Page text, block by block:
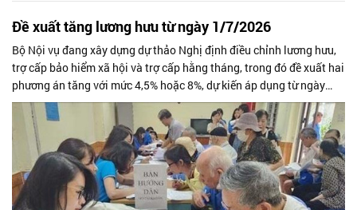
Đề xuất tăng lương hưu từ ngày 1/7/2026
Bộ Nội vụ đang xây dựng dự thảo Nghị định điều chỉnh lương hưu,
trợ cấp bảo hiểm xã hội và trợ cấp hằng tháng, trong đó đề xuất hai
phương án tăng với mức 4,5% hoặc 8%, dự kiến áp dụng từ ngày
1/7/2026.